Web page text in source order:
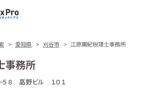
愛知県 刈谷市 江原廣紀税理士事務所
事務所
５８ 高野ビル １０１